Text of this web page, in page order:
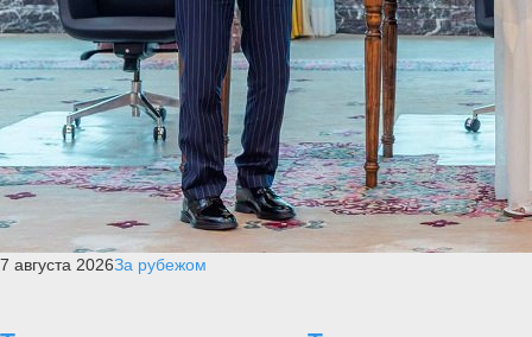
7 августа 2026За рубежом